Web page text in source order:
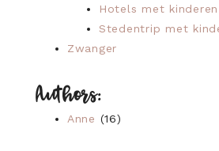
Hotels met kinderen
Stedentrip met
Zwanger
Authors:
Anne (16)